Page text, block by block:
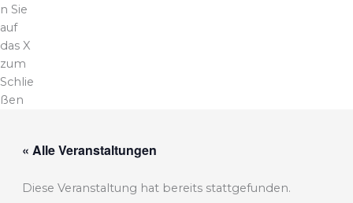
n Sie
auf
das X
zum
Schlie
ßen
« Alle Veranstaltungen
Diese Veranstaltung hat bereits stattgefunden.